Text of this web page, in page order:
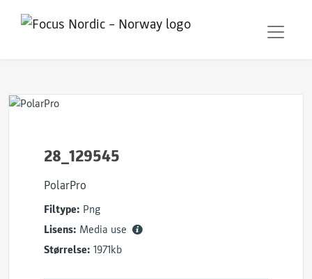
28_129545
PolarPro
Filtype: Png
Lisens: Media use
Størrelse: 1971kb